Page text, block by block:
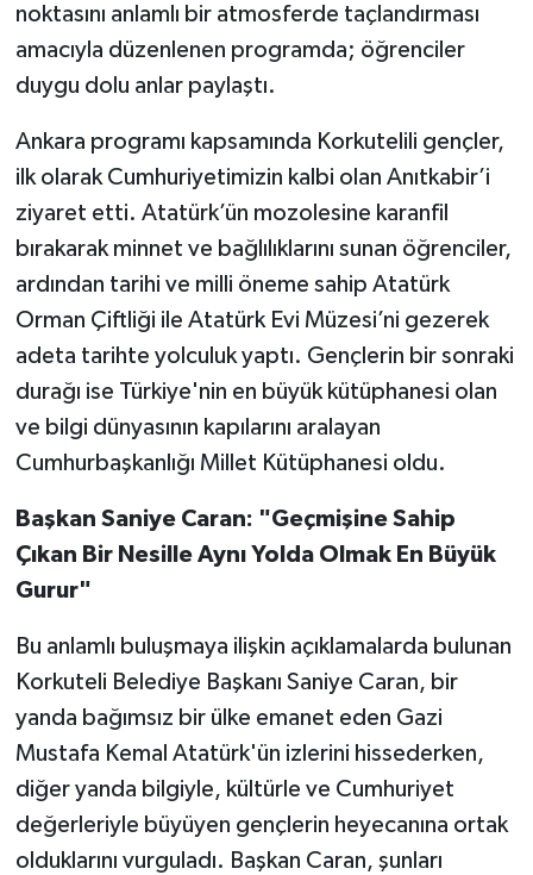
noktasını anlamlı bir atmosferde taçlandırması
amacıyla düzenlenen programda; öğrenciler
duygu dolu anlar paylaştı.
Ankara programı kapsamında Korkutelili gençler,
ilk olarak Cumhuriyetimizin kalbi olan Anıtkabir’i
ziyaret etti. Atatürk’ün mozolesine karanfil
bırakarak minnet ve bağlılıklarını sunan öğrenciler,
ardından tarihi ve milli öneme sahip Atatürk
Orman Çiftliği ile Atatürk Evi Müzesi’ni gezerek
adeta tarihte yolculuk yaptı. Gençlerin bir sonraki
durağı ise Türkiye'nin en büyük kütüphanesi olan
ve bilgi dünyasının kapılarını aralayan
Cumhurbaşkanlığı Millet Kütüphanesi oldu.
Başkan Saniye Caran: "Geçmişine Sahip
Çıkan Bir Nesille Aynı Yolda Olmak En Büyük
Gurur"
Bu anlamlı buluşmaya ilişkin açıklamalarda bulunan
Korkuteli Belediye Başkanı Saniye Caran, bir
yanda bağımsız bir ülke emanet eden Gazi
Mustafa Kemal Atatürk'ün izlerini hissederken,
diğer yanda bilgiyle, kültürle ve Cumhuriyet
değerleriyle büyüyen gençlerin heyecanına ortak
olduklarını vurguladı. Başkan Caran, şunları